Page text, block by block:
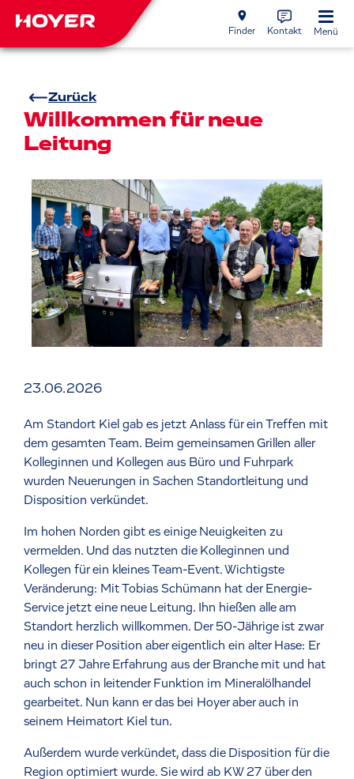
Finder Kontakt Menü
Zurück
Willkommen für neue
Leitung
23.06.2026
Am Standort Kiel gab es jetzt Anlass für ein Treffen mit
dem gesamten Team. Beim gemeinsamen Grillen aller
Kolleginnen und Kollegen aus Büro und Fuhrpark
wurden Neuerungen in Sachen Standortleitung und
Disposition verkündet.
Im hohen Norden gibt es einige Neuigkeiten zu
vermelden. Und das nutzten die Kolleginnen und
Kollegen für ein kleines Team-Event. Wichtigste
Veränderung: Mit Tobias Schümann hat der Energie-
Service jetzt eine neue Leitung. Ihn hießen alle am
Standort herzlich willkommen. Der 50-Jährige ist zwar
neu in dieser Position aber eigentlich ein alter Hase: Er
bringt 27 Jahre Erfahrung aus der Branche mit und hat
auch schon in leitender Funktion im Mineralölhandel
gearbeitet. Nun kann er das bei Hoyer aber auch in
seinem Heimatort Kiel tun.
Außerdem wurde verkündet, dass die Disposition für die
Region optimiert wurde. Sie wird ab KW 27 über den